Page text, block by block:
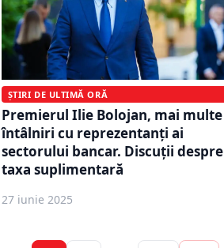
ȘTIRI DE ULTIMĂ ORĂ
Premierul Ilie Bolojan, mai multe
întâlniri cu reprezentanți ai
sectorului bancar. Discuții despre
taxa suplimentară
27 iunie 2025